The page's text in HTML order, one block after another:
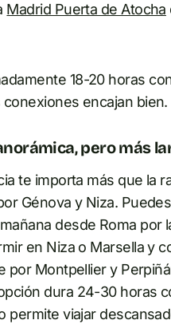
Madrid Puerta de Atocha
18-20 horas
conexiones encajan bien.
pero más
te importa más que la
Génova y Niza.
desde Roma por
en Niza o Marsella y
por Montpellier y
dura 24-30 horas
permite viajar